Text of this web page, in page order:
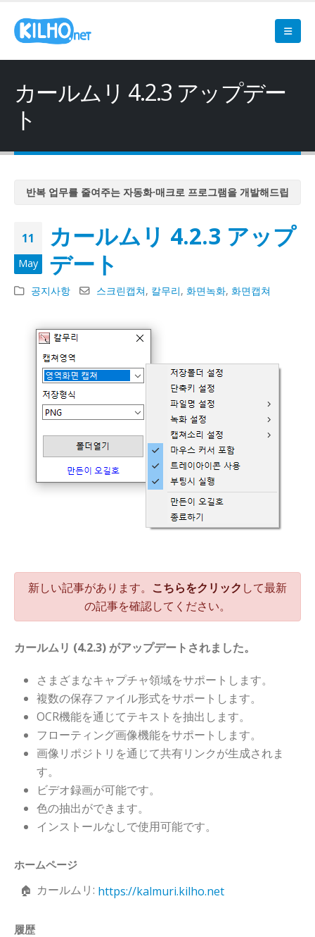
カールムリ 4.2.3 アップデー
ト
반복 업무를 줄여주는 자동화·매크로 프로그램을 개발해드립
반복 업무를 줄여주는 자동화·매크로 프로그램을 개발해드립
니다
반복 업무를 줄여주는 자동화·매크로 프로그램을 개발해드립
니다
반복 업무를 줄여주는 자동화·매크로 프로그램을 개발해드립
11
May
カールムリ 4.2.3 アップ
デート
공지사항 스크린캡쳐, 칼무리, 화면녹화, 화면캡쳐
新しい記事があります。 こちらをクリック して最新
の記事を確認してください。
カールムリ (4.2.3) がアップデートされました。
さまざまなキャプチャ領域をサポートします。
複数の保存ファイル形式をサポートします。
OCR機能を通じてテキストを抽出します。
フローティング画像機能をサポートします。
画像リポジトリを通じて共有リンクが生成されま
す。
ビデオ録画が可能です。
色の抽出ができます。
インストールなしで使用可能です。
ホームページ
カールムリ: https://kalmuri.kilho.net
履歴